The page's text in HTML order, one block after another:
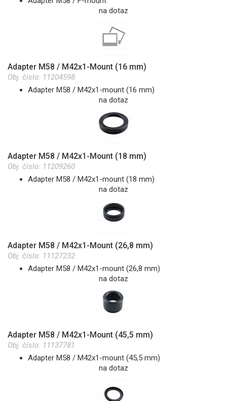
na dotaz
Adapter M58 / M42x1-Mount (16 mm)
Obj. číslo: 11204598
Adapter M58 / M42x1-mount (16 mm)
na dotaz
Adapter M58 / M42x1-Mount (18 mm)
Obj. číslo: 11209260
Adapter M58 / M42x1-mount (18 mm)
na dotaz
Adapter M58 / M42x1-Mount (26,8 mm)
Obj. číslo: 11127232
Adapter M58 / M42x1-mount (26,8 mm)
na dotaz
Adapter M58 / M42x1-Mount (45,5 mm)
Obj. číslo: 11137781
Adapter M58 / M42x1-mount (45,5 mm)
na dotaz